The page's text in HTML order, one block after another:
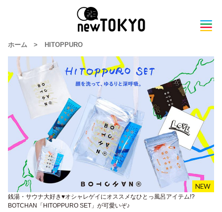
ホーム > HITOPPURO
銭湯・サウナ大好き♥︎オシャレゲイにオススメなひとっ風呂アイテム!?
BOTCHAN「HITOPPURO SET」が可愛いぞ♪